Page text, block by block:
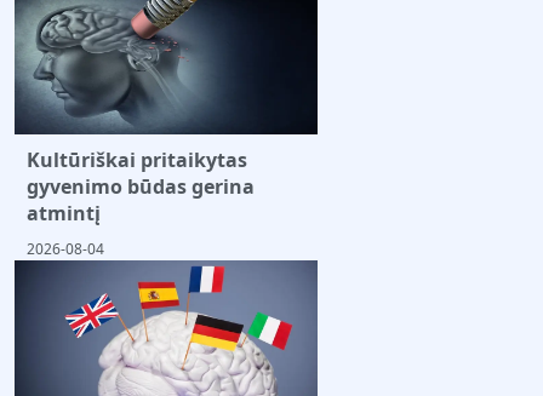
Kultūriškai pritaikytas
gyvenimo būdas gerina
atmintį
2026-08-04